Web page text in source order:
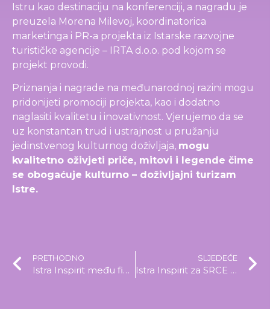
Istru kao destinaciju na konferenciji, a nagradu je
preuzela Morena Milevoj, koordinatorica
marketinga i PR-a projekta iz Istarske razvojne
turističke agencije – IRTA d.o.o. pod kojom se
projekt provodi.
Priznanja i nagrade na međunarodnoj razini mogu
pridonijeti promociji projekta, kao i dodatno
naglasiti kvalitetu i inovativnost. Vjerujemo da se
uz konstantan trud i ustrajnost u pružanju
jedinstvenog kulturnog doživljaja, mogu
kvalitetno oživjeti priče, mitovi i legende čime
se obogaćuje kulturno – doživljajni turizam
Istre.
PRETHODNO
Istra Inspirit među finalistima prestižnog međunarodnog natjecanja u organizaciji ECTN – European Cultural Tourism Network
SLJEDEĆE
Istra Inspirit za SRCE ISTARSKO – Otvorena humanitarna izložba fotografija u Galeriji Vincent iz Kastva u Istarskom narodnom kazalištu – Pula